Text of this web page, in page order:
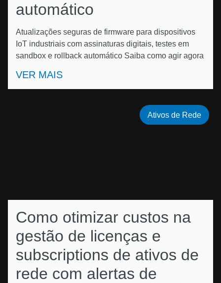
automático
Atualizações seguras de firmware para dispositivos
IoT industriais com assinaturas digitais, testes em
sandbox e rollback automático Saiba como agir agora
VER MAIS
Como otimizar custos na
gestão de licenças e
subscriptions de ativos de
rede com alertas de
Ativos de Rede